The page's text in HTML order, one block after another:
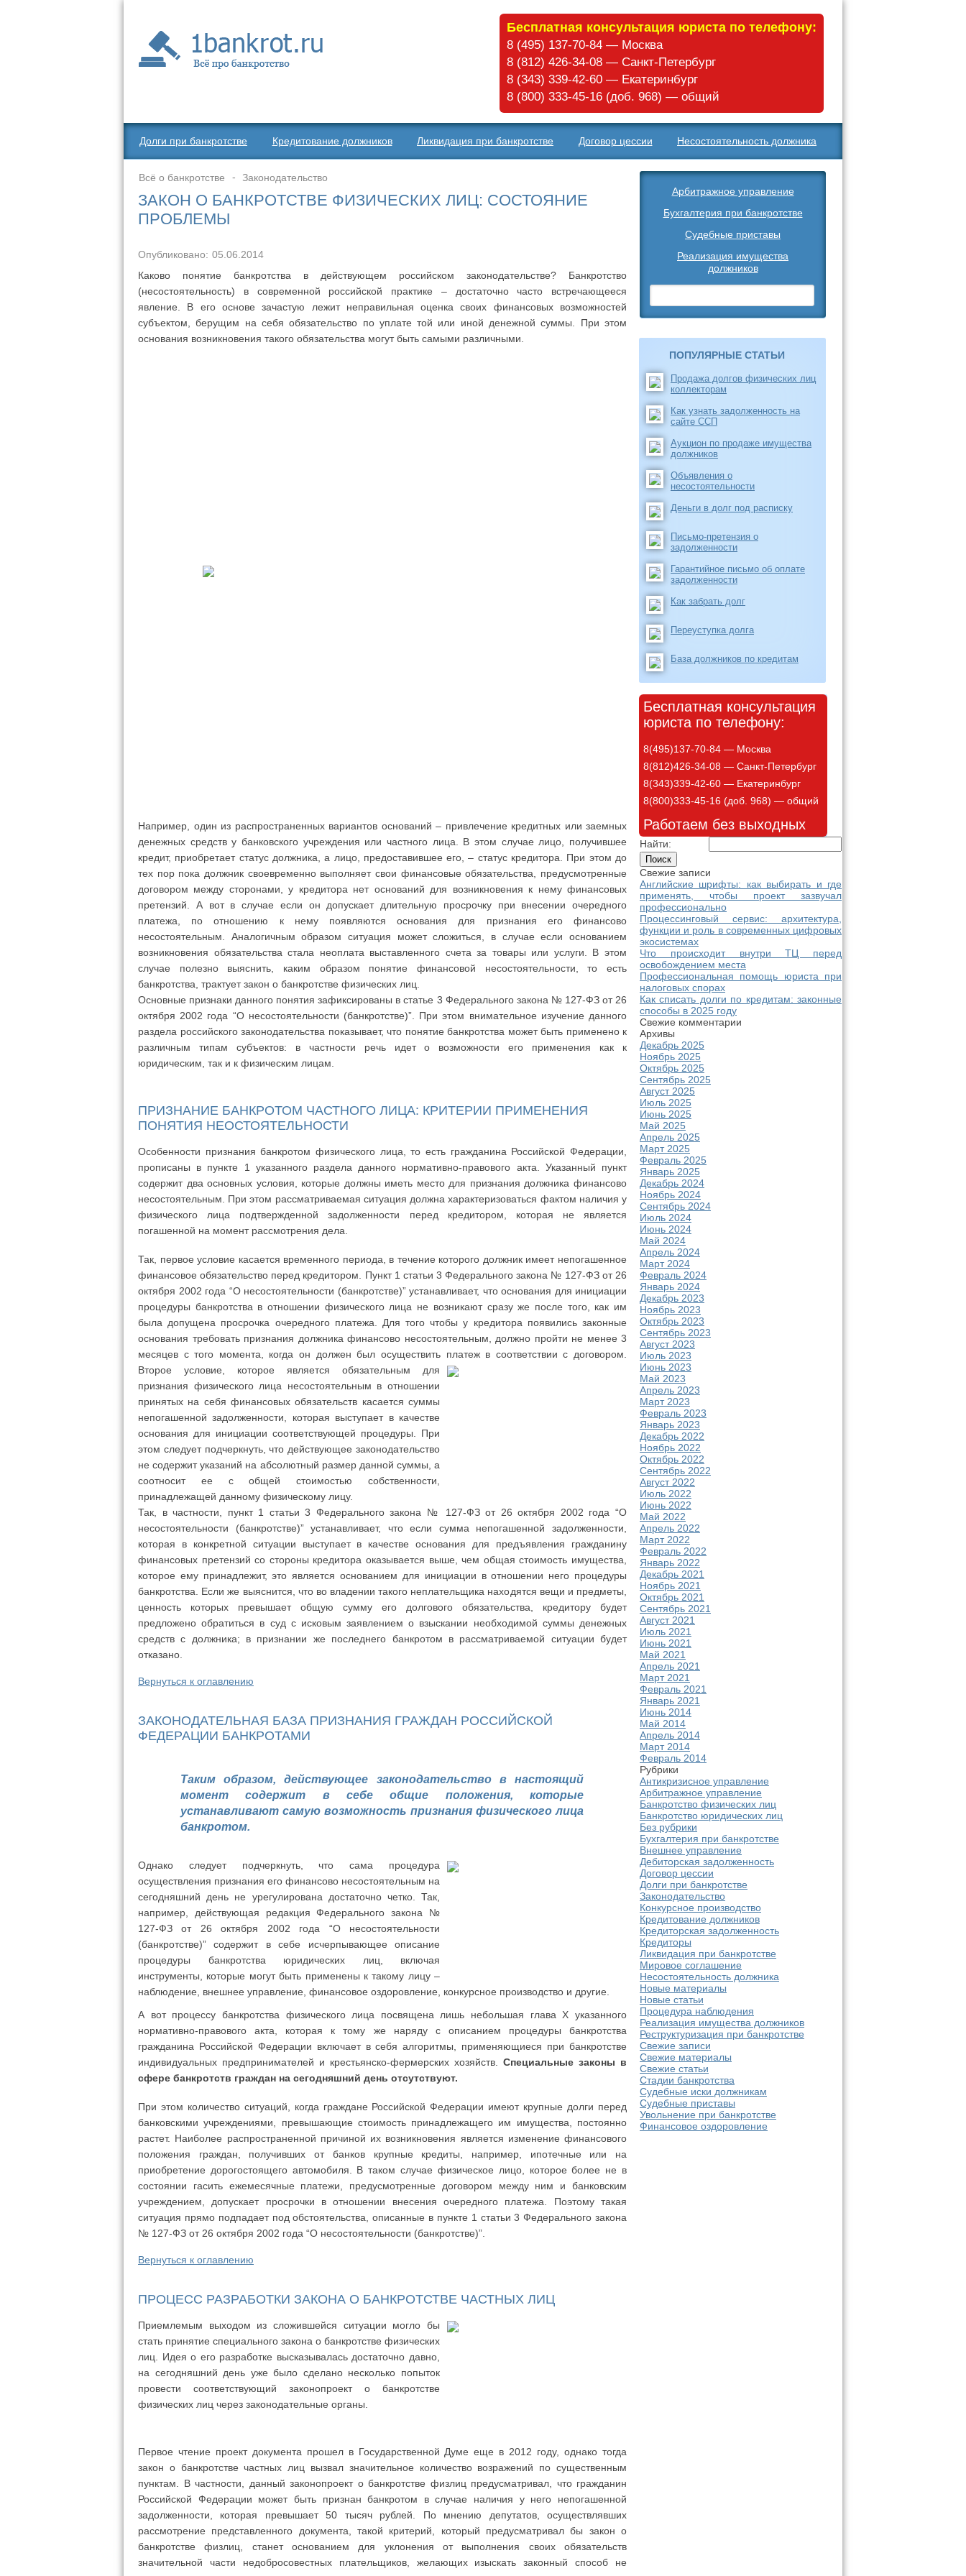
Долги при банкротстве Кредитование должников Ликвидация при банкротстве Договор цессии Несостоятельность должника
Арбитражное управление
Бухгалтерия при банкротстве
Судебные приставы
Реализация имущества
должников
Бесплатная консультация юриста по телефону:
8 (495) 137-70-84 — Москва
8 (812) 426-34-08 — Санкт-Петербург
8 (343) 339-42-60 — Екатеринбург
8 (800) 333-45-16 (доб. 968) — общий
Всё о банкротстве Законодательство
ЗАКОН О БАНКРОТСТВЕ ФИЗИЧЕСКИХ ЛИЦ: СОСТОЯНИЕ
ПРОБЛЕМЫ
Опубликовано: 05.06.2014
Каково понятие банкротства в действующем российском законодательстве? Банкротство
(несостоятельность) в современной российской практике – достаточно часто встречающееся
явление. В его основе зачастую лежит неправильная оценка своих финансовых возможностей
субъектом, берущим на себя обязательство по уплате той или иной денежной суммы. При этом
основания возникновения такого обязательства могут быть самыми различными.
Например, один из распространенных вариантов оснований – привлечение кредитных или заемных
денежных средств у банковского учреждения или частного лица. В этом случае лицо, получившее
кредит, приобретает статус должника, а лицо, предоставившее его, – статус кредитора. При этом до
тех пор пока должник своевременно выполняет свои финансовые обязательства, предусмотренные
договором между сторонами, у кредитора нет оснований для возникновения к нему финансовых
претензий. А вот в случае если он допускает длительную просрочку при внесении очередного
платежа, по отношению к нему появляются основания для признания его финансово
несостоятельным. Аналогичным образом ситуация может сложиться, в случае если основанием
возникновения обязательства стала неоплата выставленного счета за товары или услуги. В этом
случае полезно выяснить, каким образом понятие финансовой несостоятельности, то есть
банкротства, трактует закон о банкротстве физических лиц.
Основные признаки данного понятия зафиксированы в статье 3 Федерального закона № 127-ФЗ от 26
октября 2002 года “О несостоятельности (банкротстве)”. При этом внимательное изучение данного
раздела российского законодательства показывает, что понятие банкротства может быть применено к
различным типам субъектов: в частности речь идет о возможности его применения как к
юридическим, так и к физическим лицам.
ПРИЗНАНИЕ БАНКРОТОМ ЧАСТНОГО ЛИЦА: КРИТЕРИИ ПРИМЕНЕНИЯ
ПОНЯТИЯ НЕОСТОЯТЕЛЬНОСТИ
Особенности признания банкротом физического лица, то есть гражданина Российской Федерации,
прописаны в пункте 1 указанного раздела данного нормативно-правового акта. Указанный пункт
содержит два основных условия, которые должны иметь место для признания должника финансово
несостоятельным. При этом рассматриваемая ситуация должна характеризоваться фактом наличия у
физического лица подтвержденной задолженности перед кредитором, которая не является
погашенной на момент рассмотрения дела.
Так, первое условие касается временного периода, в течение которого должник имеет непогашенное
финансовое обязательство перед кредитором. Пункт 1 статьи 3 Федерального закона № 127-ФЗ от 26
октября 2002 года “О несостоятельности (банкротстве)” устанавливает, что основания для инициации
процедуры банкротства в отношении физического лица не возникают сразу же после того, как им
была допущена просрочка очередного платежа. Для того чтобы у кредитора появились законные
основания требовать признания должника финансово несостоятельным, должно пройти не менее 3
месяцев с того момента, когда он должен был осуществить платеж в соответствии с договором.
Второе условие, которое является обязательным для
признания физического лица несостоятельным в отношении
принятых на себя финансовых обязательств касается суммы
непогашенной задолженности, которая выступает в качестве
основания для инициации соответствующей процедуры. При
этом следует подчеркнуть, что действующее законодательство
не содержит указаний на абсолютный размер данной суммы, а
соотносит ее с общей стоимостью собственности,
принадлежащей данному физическому лицу.
Так, в частности, пункт 1 статьи 3 Федерального закона № 127-ФЗ от 26 октября 2002 года “О
несостоятельности (банкротстве)” устанавливает, что если сумма непогашенной задолженности,
которая в конкретной ситуации выступает в качестве основания для предъявления гражданину
финансовых претензий со стороны кредитора оказывается выше, чем общая стоимость имущества,
которое ему принадлежит, это является основанием для инициации в отношении него процедуры
банкротства. Если же выяснится, что во владении такого неплательщика находятся вещи и предметы,
ценность которых превышает общую сумму его долгового обязательства, кредитору будет
предложено обратиться в суд с исковым заявлением о взыскании необходимой суммы денежных
средств с должника; в признании же последнего банкротом в рассматриваемой ситуации будет
отказано.
Вернуться к оглавлению
ЗАКОНОДАТЕЛЬНАЯ БАЗА ПРИЗНАНИЯ ГРАЖДАН РОССИЙСКОЙ
ФЕДЕРАЦИИ БАНКРОТАМИ
Таким образом, действующее законодательство в настоящий
момент содержит в себе общие положения, которые
устанавливают самую возможность признания физического лица
банкротом.
Однако следует подчеркнуть, что сама процедура
осуществления признания его финансово несостоятельным на
сегодняшний день не урегулирована достаточно четко. Так,
например, действующая редакция Федерального закона №
127-ФЗ от 26 октября 2002 года “О несостоятельности
(банкротстве)” содержит в себе исчерпывающее описание
процедуры банкротства юридических лиц, включая
инструменты, которые могут быть применены к такому лицу –
наблюдение, внешнее управление, финансовое оздоровление, конкурсное производство и другие.
А вот процессу банкротства физического лица посвящена лишь небольшая глава X указанного
нормативно-правового акта, которая к тому же наряду с описанием процедуры банкротства
гражданина Российской Федерации включает в себя алгоритмы, применяющиеся при банкротстве
индивидуальных предпринимателей и крестьянско-фермерских хозяйств. Специальные законы в
сфере банкротств граждан на сегодняшний день отсутствуют.
При этом количество ситуаций, когда граждане Российской Федерации имеют крупные долги перед
банковскими учреждениями, превышающие стоимость принадлежащего им имущества, постоянно
растет. Наиболее распространенной причиной их возникновения является изменение финансового
положения граждан, получивших от банков крупные кредиты, например, ипотечные или на
приобретение дорогостоящего автомобиля. В таком случае физическое лицо, которое более не в
состоянии гасить ежемесячные платежи, предусмотренные договором между ним и банковским
учреждением, допускает просрочки в отношении внесения очередного платежа. Поэтому такая
ситуация прямо подпадает под обстоятельства, описанные в пункте 1 статьи 3 Федерального закона
№ 127-ФЗ от 26 октября 2002 года “О несостоятельности (банкротстве)”.
Вернуться к оглавлению
ПРОЦЕСС РАЗРАБОТКИ ЗАКОНА О БАНКРОТСТВЕ ЧАСТНЫХ ЛИЦ
Приемлемым выходом из сложившейся ситуации могло бы
стать принятие специального закона о банкротстве физических
лиц. Идея о его разработке высказывалась достаточно давно,
на сегодняшний день уже было сделано несколько попыток
провести соответствующий законопроект о банкротстве
физических лиц через законодательные органы.
Первое чтение проект документа прошел в Государственной Думе еще в 2012 году, однако тогда
закон о банкротстве частных лиц вызвал значительное количество возражений по существенным
пунктам. В частности, данный законопроект о банкротстве физлиц предусматривал, что гражданин
Российской Федерации может быть признан банкротом в случае наличия у него непогашенной
задолженности, которая превышает 50 тысяч рублей. По мнению депутатов, осуществлявших
рассмотрение представленного документа, такой критерий, который предусматривал бы закон о
банкротстве физлиц, станет основанием для уклонения от выполнения своих обязательств
значительной части недобросовестных плательщиков, желающих изыскать законный способ не
ПОПУЛЯРНЫЕ СТАТЬИ
Продажа долгов физических лиц
коллекторам
Как узнать задолженность на
сайте ССП
Аукцион по продаже имущества
должников
Объявления о
несостоятельности
Деньги в долг под расписку
Письмо-претензия о
задолженности
Гарантийное письмо об оплате
задолженности
Как забрать долг
Переуступка долга
База должников по кредитам
Бесплатная консультация
юриста по телефону:
8(495)137-70-84 — Москва
8(812)426-34-08 — Санкт-Петербург
8(343)339-42-60 — Екатеринбург
8(800)333-45-16 (доб. 968) — общий
Работаем без выходных
Найти:
Свежие записи
Английские шрифты: как выбирать и где
применять, чтобы проект зазвучал
профессионально
Процессинговый сервис: архитектура,
функции и роль в современных цифровых
экосистемах
Что происходит внутри ТЦ перед
освобождением места
Профессиональная помощь юриста при
налоговых спорах
Как списать долги по кредитам: законные
способы в 2025 году
Свежие комментарии
Архивы
Декабрь 2025
Ноябрь 2025
Октябрь 2025
Сентябрь 2025
Август 2025
Июль 2025
Июнь 2025
Май 2025
Апрель 2025
Март 2025
Февраль 2025
Январь 2025
Декабрь 2024
Ноябрь 2024
Сентябрь 2024
Июль 2024
Июнь 2024
Май 2024
Апрель 2024
Март 2024
Февраль 2024
Январь 2024
Декабрь 2023
Ноябрь 2023
Октябрь 2023
Сентябрь 2023
Август 2023
Июль 2023
Июнь 2023
Май 2023
Апрель 2023
Март 2023
Февраль 2023
Январь 2023
Декабрь 2022
Ноябрь 2022
Октябрь 2022
Сентябрь 2022
Август 2022
Июль 2022
Июнь 2022
Май 2022
Апрель 2022
Март 2022
Февраль 2022
Январь 2022
Декабрь 2021
Ноябрь 2021
Октябрь 2021
Сентябрь 2021
Август 2021
Июль 2021
Июнь 2021
Май 2021
Апрель 2021
Март 2021
Февраль 2021
Январь 2021
Июнь 2014
Май 2014
Апрель 2014
Март 2014
Февраль 2014
Рубрики
Антикризисное управление
Арбитражное управление
Банкротство физических лиц
Банкротство юридических лиц
Без рубрики
Бухгалтерия при банкротстве
Внешнее управление
Дебиторская задолженность
Договор цессии
Долги при банкротстве
Законодательство
Конкурсное производство
Кредитование должников
Кредиторская задолженность
Кредиторы
Ликвидация при банкротстве
Мировое соглашение
Несостоятельность должника
Новые материалы
Новые статьи
Процедура наблюдения
Реализация имущества должников
Реструктуризация при банкротстве
Свежие записи
Свежие материалы
Свежие статьи
Стадии банкротства
Судебные иски должникам
Судебные приставы
Увольнение при банкротстве
Финансовое оздоровление